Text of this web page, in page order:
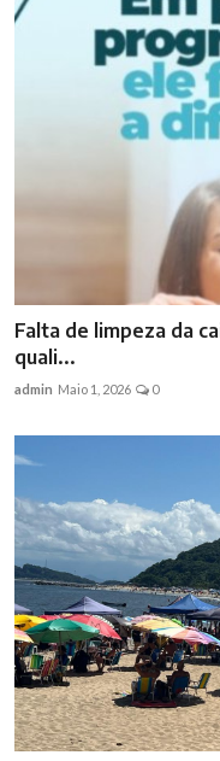
Falta de limpeza da
quali...
admin Maio 1, 2026 0